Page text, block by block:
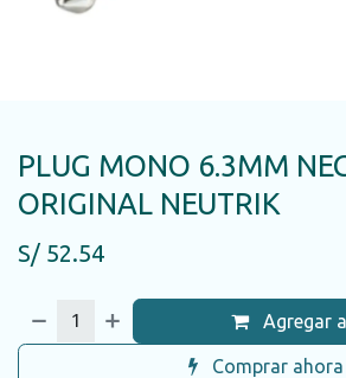
PLUG MONO 6.3MM
ORIGINAL NEUTRIK
S/ 52.54
Agregar
Comprar ahora